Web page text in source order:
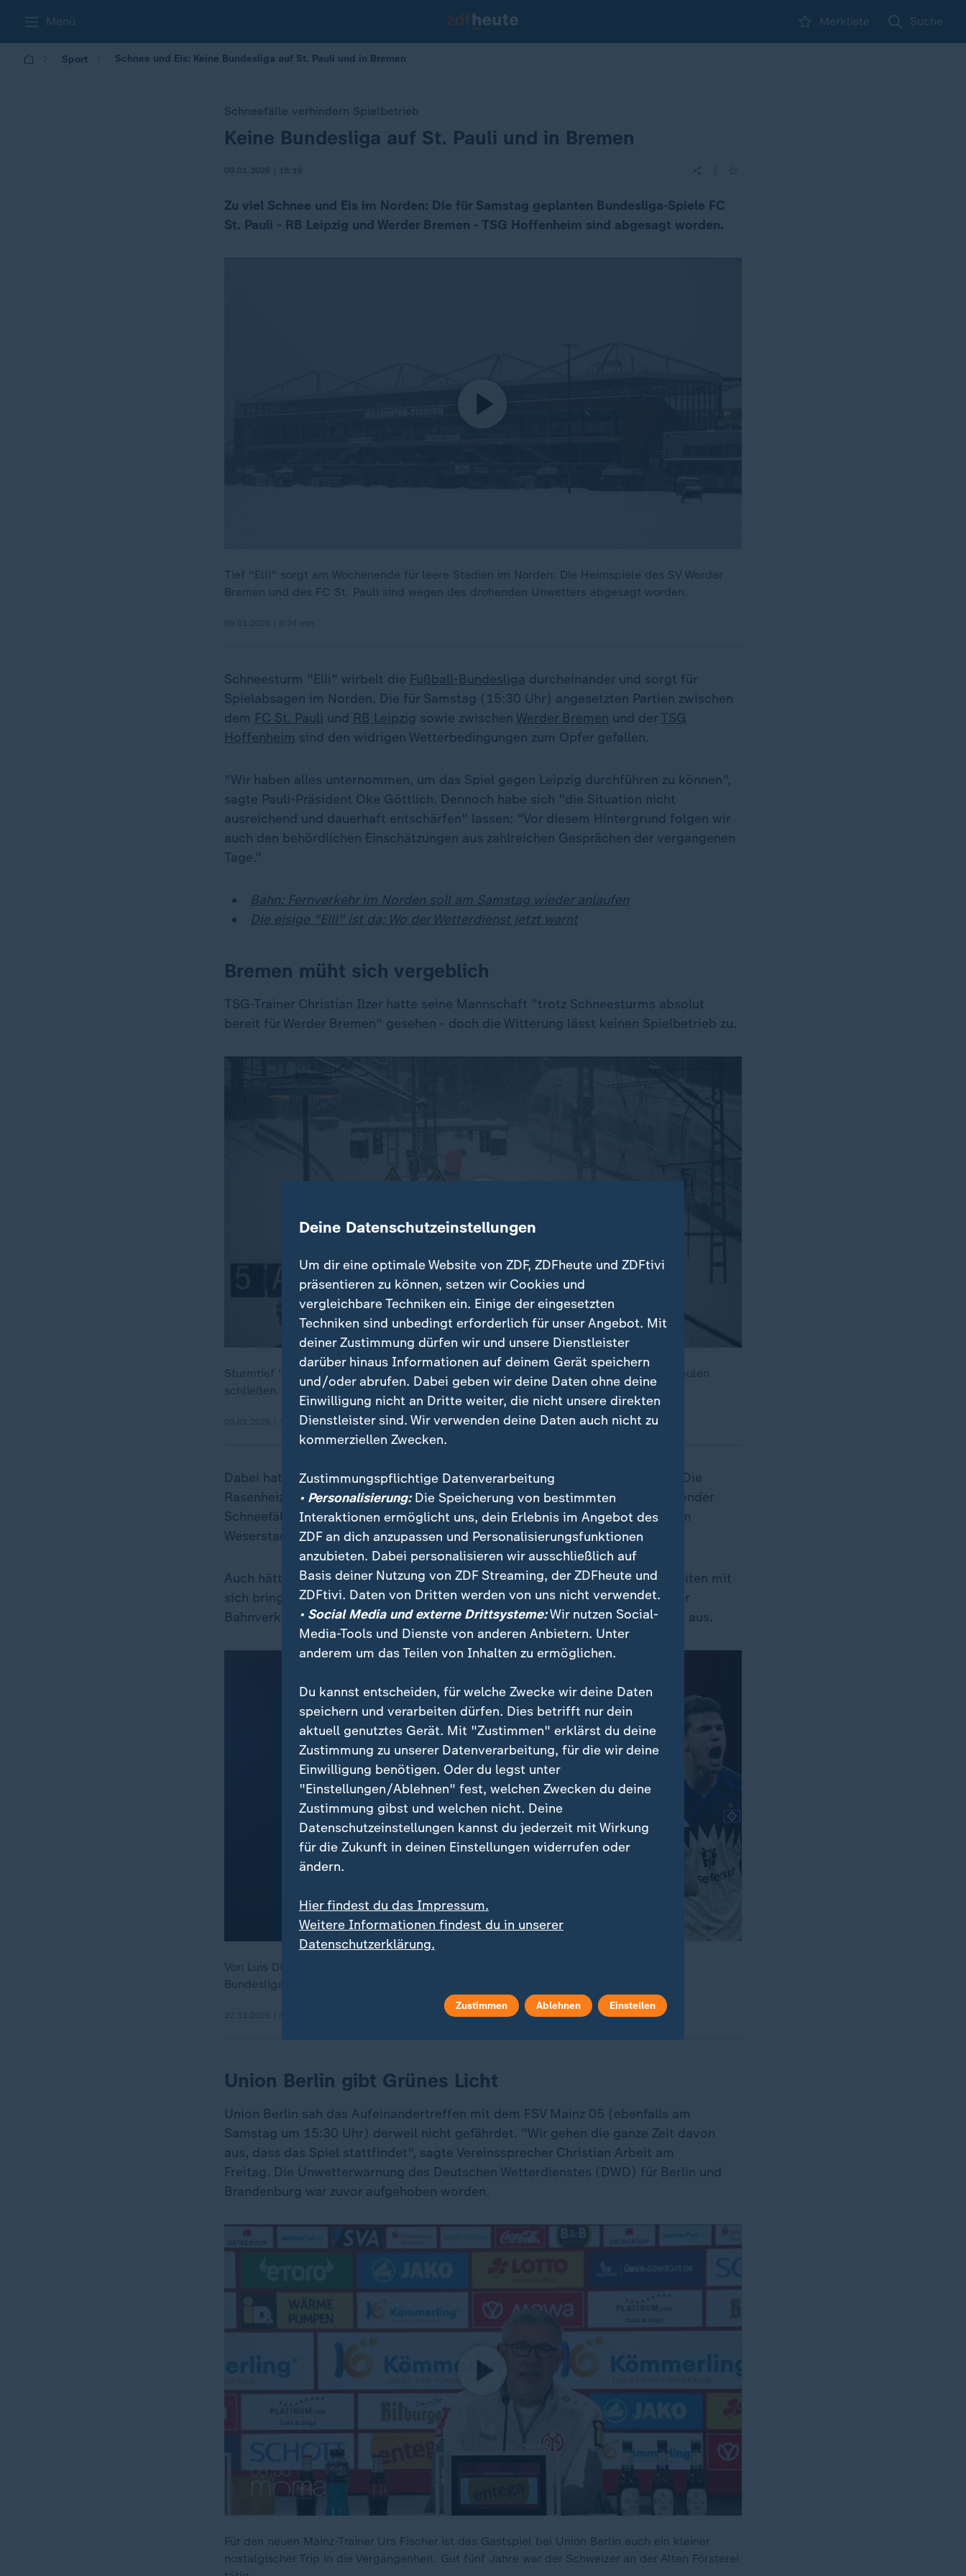
Menü Merkliste Suche
Sport Schnee und Eis: Keine Bundesliga auf St. Pauli und in Bremen
Schneefälle verhindern Spielbetrieb
:Keine Bundesliga auf St. Pauli und in Bremen
09.01.2026 | 18:19
Zu viel Schnee und Eis im Norden: Die für Samstag geplanten Bundesliga-Spiele FC
St. Pauli - RB Leipzig und Werder Bremen - TSG Hoffenheim sind abgesagt worden.
Tief "Elli" sorgt am Wochenende für leere Stadien im Norden: Die Heimspiele des SV Werder
Bremen und des FC St. Pauli sind wegen des drohenden Unwetters abgesagt worden.
Schneesturm "Elli" wirbelt die Fußball-Bundesliga durcheinander und sorgt für
Spielabsagen im Norden. Die für Samstag (15:30 Uhr) angesetzten Partien zwischen
dem FC St. Pauli und RB Leipzig sowie zwischen Werder Bremen und der TSG
Hoffenheim sind den widrigen Wetterbedingungen zum Opfer gefallen.
"Wir haben alles unternommen, um das Spiel gegen Leipzig durchführen zu können",
sagte Pauli-Präsident Oke Göttlich. Dennoch habe sich "die Situation nicht
ausreichend und dauerhaft entschärfen" lassen: "Vor diesem Hintergrund folgen wir
auch den behördlichen Einschätzungen aus zahlreichen Gesprächen der vergangenen
Tage."
Bahn: Fernverkehr im Norden soll am Samstag wieder anlaufen
Die eisige "Elli" ist da: Wo der Wetterdienst jetzt warnt
Bremen müht sich vergeblich
TSG-Trainer Christian Ilzer hatte seine Mannschaft "trotz Schneesturms absolut
bereit für Werder Bremen" gesehen - doch die Witterung lässt keinen Spielbetrieb zu.
Sturmtief "Elli" bringt Schnee und Glatteis nach Deutschland. Vielerorts mussten Schulen
schließen. Im Norden und Osten ist der Bahnverkehr teilweise massiv eingeschränkt.
09.01.2026 | 1:38 min
Dabei hatten die Bremer alles versucht, um faire Bedingungen herzustellen. Die
Rasenheizung lief, die Räumdienste arbeiteten auf Hochtouren. Trotz anhaltender
Schneefälle waren die Verantwortlichen lange optimistisch, dass die Partie im
Weserstadion wie geplant stattfinden kann - vergeblich.
Auch hätte für die Fans die Anfahrt quer durchs Land erhebliche Schwierigkeiten mit
sich bringen können. Alle Heimteams rieten zu einer frühzeitigen Anreise. Der
Bahnverkehr ist massiv gestört, vielerorts fiel die Schule wegen des Wetters aus.
Von Luis Diaz bis Martin Terrier: Diese Tore aus den ersten 15 Spieltagen der Fußball-
Bundesliga sollten Sie gesehen haben.
Union Berlin gibt Grünes Licht
Union Berlin sah das Aufeinandertreffen mit dem FSV Mainz 05 (ebenfalls am
Samstag um 15:30 Uhr) derweil nicht gefährdet. "Wir gehen die ganze Zeit davon
aus, dass das Spiel stattfindet", sagte Vereinssprecher Christian Arbeit am
Freitag. Die Unwetterwarnung des Deutschen Wetterdienstes (DWD) für Berlin und
Brandenburg war zuvor aufgehoben worden.
Für den neuen Mainz-Trainer Urs Fischer ist das Gastspiel bei Union Berlin auch ein kleiner
nostalgischer Trip in die Vergangenheit. Gut fünf Jahre war der Schweizer an der Alten Försterei
Deine Datenschutzeinstellungen
Um dir eine optimale Website von ZDF, ZDFheute und ZDFtivi
präsentieren zu können, setzen wir Cookies und
vergleichbare Techniken ein. Einige der eingesetzten
Techniken sind unbedingt erforderlich für unser Angebot. Mit
deiner Zustimmung dürfen wir und unsere Dienstleister
darüber hinaus Informationen auf deinem Gerät speichern
und/oder abrufen. Dabei geben wir deine Daten ohne deine
Einwilligung nicht an Dritte weiter, die nicht unsere direkten
Dienstleister sind. Wir verwenden deine Daten auch nicht zu
kommerziellen Zwecken.
Zustimmungspflichtige Datenverarbeitung
• Personalisierung:Die Speicherung von bestimmten
Interaktionen ermöglicht uns, dein Erlebnis im Angebot des
ZDF an dich anzupassen und Personalisierungsfunktionen
anzubieten. Dabei personalisieren wir ausschließlich auf
Basis deiner Nutzung von ZDF Streaming, der ZDFheute und
ZDFtivi. Daten von Dritten werden von uns nicht verwendet.
• Social Media und externe Drittsysteme:Wir nutzen Social-
Media-Tools und Dienste von anderen Anbietern. Unter
anderem um das Teilen von Inhalten zu ermöglichen.
Du kannst entscheiden, für welche Zwecke wir deine Daten
speichern und verarbeiten dürfen. Dies betrifft nur dein
aktuell genutztes Gerät. Mit "Zustimmen" erklärst du deine
Zustimmung zu unserer Datenverarbeitung, für die wir deine
Einwilligung benötigen. Oder du legst unter
"Einstellungen/Ablehnen" fest, welchen Zwecken du deine
Zustimmung gibst und welchen nicht. Deine
Datenschutzeinstellungen kannst du jederzeit mit Wirkung
für die Zukunft in deinen Einstellungen widerrufen oder
ändern.
Hier findest du das Impressum.
Weitere Informationen findest du in unserer
Datenschutzerklärung.
Zustimmen Ablehnen Einstellen